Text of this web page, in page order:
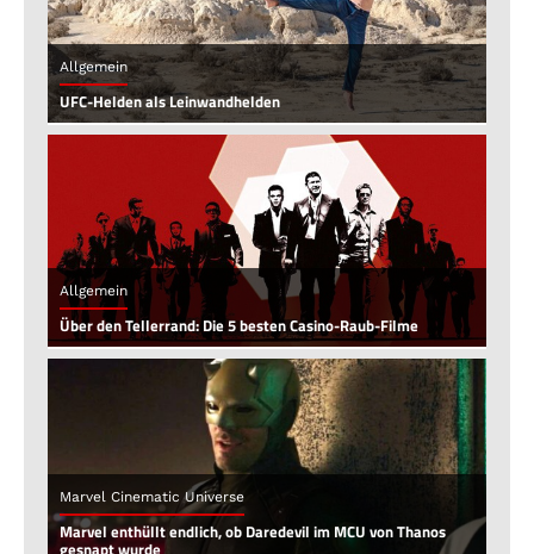
Allgemein
UFC-Helden als Leinwandhelden
Allgemein
Über den Tellerrand: Die 5 besten Casino-Raub-Filme
Marvel Cinematic Universe
Marvel enthüllt endlich, ob Daredevil im MCU von Thanos